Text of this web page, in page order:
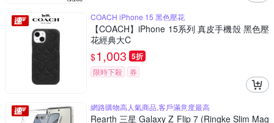
COACH iPhone 15 黑色壓花
【COACH】iPhone 15系列 真皮手機殼 黑色壓
花經典大C
$1,003 5折
限時下殺 券
網路購物高人氣商品,客戶滿意度最高
Rearth 三星 Galaxy Z Flip 7 (Ringke Slim Mag